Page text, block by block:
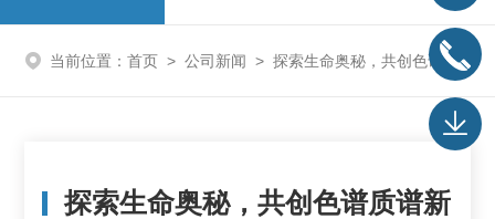
当前位置： 首页 > 公司新闻 > 探索生命奥秘，共创色谱质谱新时代 —— 赫西仪器诚邀您参加中国化学会第十五届全国生物医药色谱质谱及相关技术学术报告会
探索生命奥秘，共创色谱质谱新